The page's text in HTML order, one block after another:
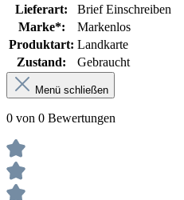
Lieferart:
Brief Einschreiben
Marke*:
Markenlos
Produktart: Landkarte
Zustand:
Gebraucht
Menü schließen
0 von 0 Bewertungen